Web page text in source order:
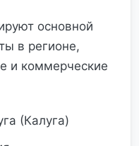
основной
в регионе,
и коммерческие
(Калуга)